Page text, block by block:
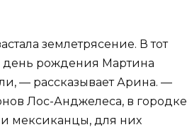
землетрясение. В тот
день рождения Мартина
— рассказывает Арина. —
Лос-Анджелеса, в городке
мексиканцы, для них